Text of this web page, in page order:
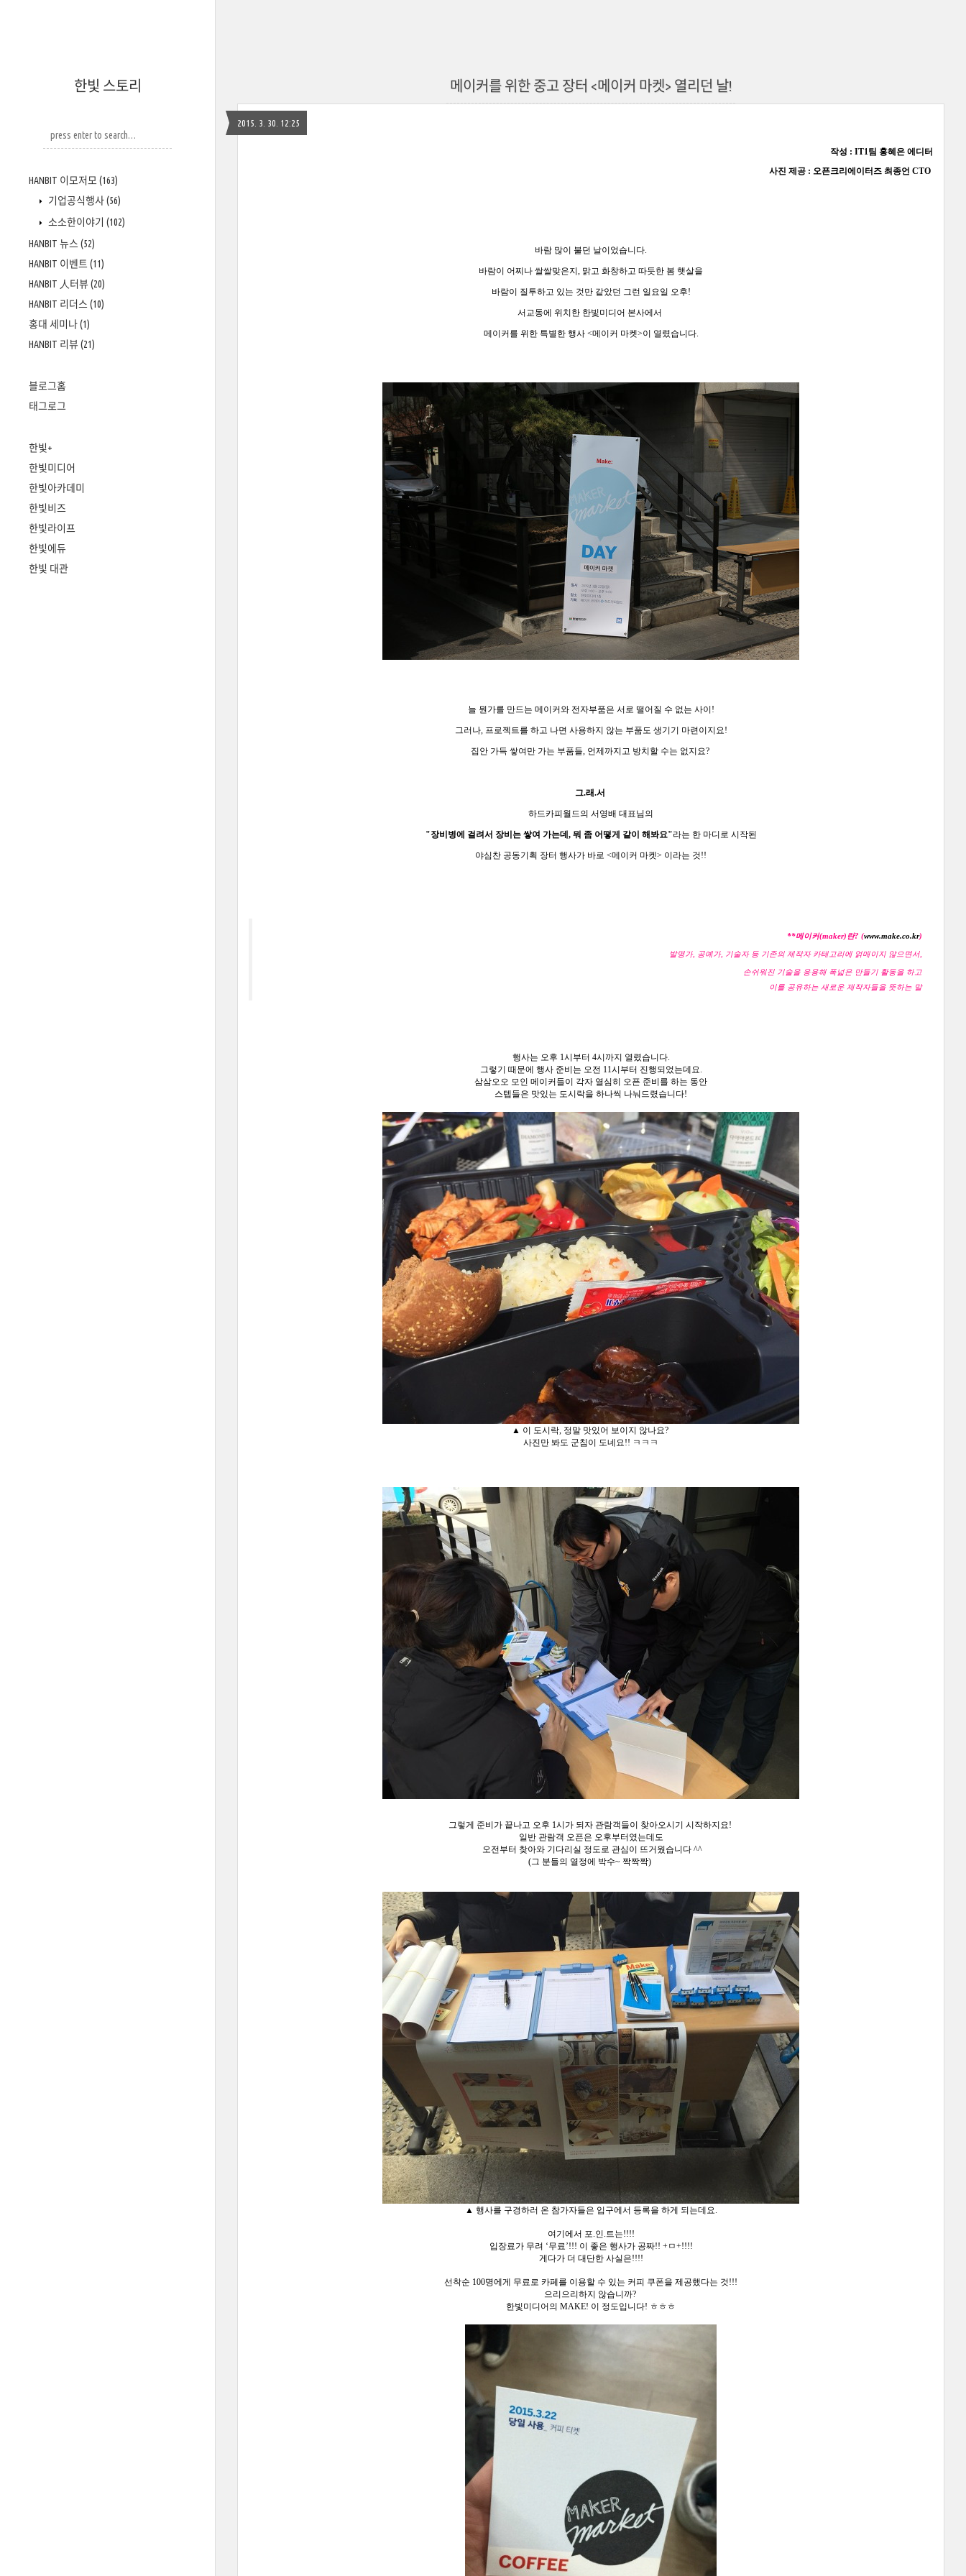
한빛 스토리
HANBIT 이모저모 (163)
기업공식행사(56)
소소한이야기 (102)
HANBIT 뉴스 (52)
HANBIT 이벤트 (11)
HANBIT 人터뷰 (20)
HANBIT 리더스 (10)
홍대 세미나(1)
HANBIT 리뷰 (21)
블로그홈
태그로그
한빛+
한빛미디어
한빛아카데미
한빛비즈
한빛라이프
한빛에듀
한빛 대관
메이커를 위한 중고 장터 <메이커 마켓> 열리던 날!
2015. 3. 30. 12:25
작성 : IT1팀 홍혜은 에디터
사진 제공 : 오픈크리에이터즈 최종언 CTO
바람 많이 불던 날이었습니다.
바람이 어찌나 쌀쌀맞은지, 맑고 화창하고 따듯한 봄 햇살을
바람이 질투하고 있는 것만 같았던 그런 일요일 오후!
서교동에 위치한 한빛미디어 본사에서
메이커를 위한 특별한 행사 <메이커 마켓>이 열렸습니다.
늘 뭔가를 만드는 메이커와 전자부품은 서로 떨어질 수 없는 사이!
그러나, 프로젝트를 하고 나면 사용하지 않는 부품도 생기기 마련이지요!
집안 가득 쌓여만 가는 부품들, 언제까지고 방치할 수는 없지요?
그.래.서
하드카피월드의 서영배 대표님의
"장비병에 걸려서 장비는 쌓여 가는데, 뭐 좀 어떻게 같이 해봐요"라는 한 마디로 시작된
야심찬 공동기획 장터 행사가 바로 <메이커 마켓> 이라는 것!!
**메이커(maker)란? (www.make.co.kr)
발명가, 공예가, 기술자 등 기존의 제작자 카테고리에 얽매이지 않으면서,
손쉬워진 기술을 응용해 폭넓은 만들기 활동을 하고
이를 공유하는 새로운 제작자들을 뜻하는 말
행사는 오후 1시부터 4시까지 열렸습니다.
그렇기 때문에 행사 준비는 오전 11시부터 진행되었는데요.
삼삼오오 모인 메이커들이 각자 열심히 오픈 준비를 하는 동안
스텝들은 맛있는 도시락을 하나씩 나눠드렸습니다!
▲ 이 도시락, 정말 맛있어 보이지 않나요?
사진만 봐도 군침이 도네요!! ㅋㅋㅋ
그렇게 준비가 끝나고 오후 1시가 되자 관람객들이 찾아오시기 시작하지요!
일반 관람객 오픈은 오후부터였는데도
오전부터 찾아와 기다리실 정도로 관심이 뜨거웠습니다 ^^
(그 분들의 열정에 박수~ 짝짝짝)
▲ 행사를 구경하러 온 참가자들은 입구에서 등록을 하게 되는데요.
여기에서 포.인.트는!!!!
입장료가 무려 ‘무료’!!! 이 좋은 행사가 공짜!! +ㅁ+!!!!
게다가 더 대단한 사실은!!!!
선착순 100명에게 무료로 카페를 이용할 수 있는 커피 쿠폰을 제공했다는 것!!!
으리으리하지 않습니까?
한빛미디어의 MAKE! 이 정도입니다! ㅎㅎㅎ